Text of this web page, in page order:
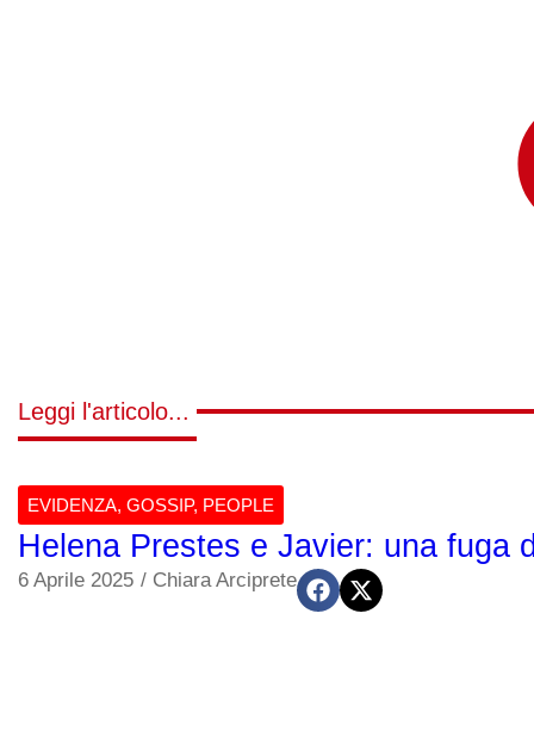
Leggi l'articolo...
EVIDENZA, GOSSIP, PEOPLE
Helena Prestes e Javier: una fuga
6 Aprile 2025 / Chiara Arciprete